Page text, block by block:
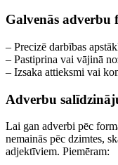
Galvenās adverbu
– Precizē darbības
– Pastiprina vai vājinā
– Izsaka attieksmi vai
Adverbu
Lai gan adverbi pēc
nemainās pēc dzimtes,
adjektīviem. Piemēram: